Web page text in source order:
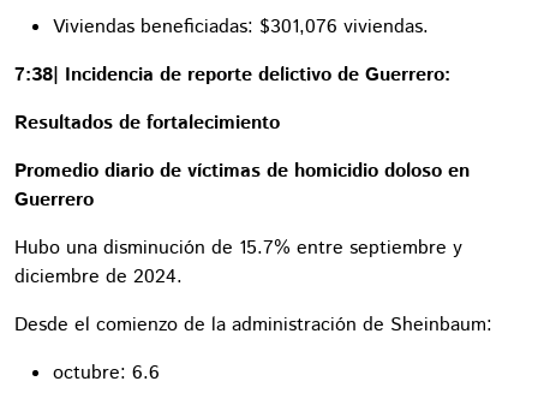
Viviendas beneficiadas: $301,076 viviendas.
7:38| Incidencia de reporte delictivo de Guerrero:
Resultados de fortalecimiento
Promedio diario de víctimas de homicidio doloso en
Guerrero
Hubo una disminución de 15.7% entre septiembre y
diciembre de 2024.
Desde el comienzo de la administración de Sheinbaum:
octubre: 6.6